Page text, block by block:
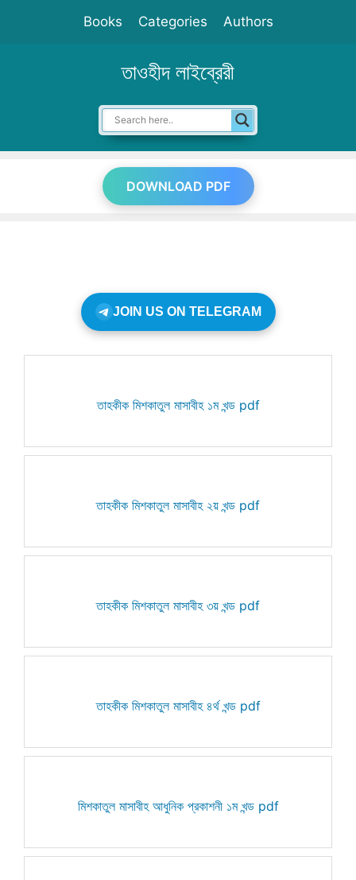
Books Categories Authors
তাওহীদ লাইব্রেরী
DOWNLOAD PDF
JOIN US ON TELEGRAM
তাহকীক মিশকাতুল মাসাবীহ ১ম খন্ড pdf
তাহকীক মিশকাতুল মাসাবীহ ২য় খন্ড pdf
তাহকীক মিশকাতুল মাসাবীহ ৩য় খন্ড pdf
তাহকীক মিশকাতুল মাসাবীহ ৪র্থ খন্ড pdf
মিশকাতুল মাসাবীহ আধুনিক প্রকাশনী ১ম খন্ড pdf